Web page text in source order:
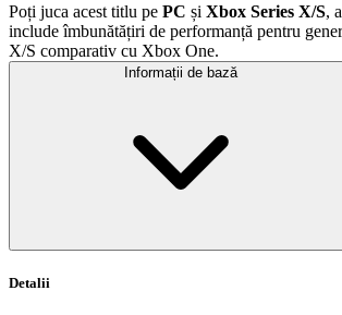
Poți juca acest titlu pe PC și Xbox Series X/S,
include îmbunătățiri de performanță pentru
X/S comparativ cu Xbox One.
Informații de bază
Detalii